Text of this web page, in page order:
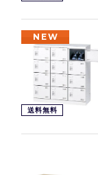
NEW
送料無料